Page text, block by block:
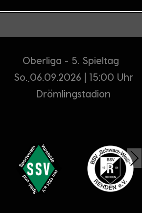
Oberliga - 5. Spieltag
So.,06.09.2026 | 15:00 Uhr
Drömlingstadion
Next